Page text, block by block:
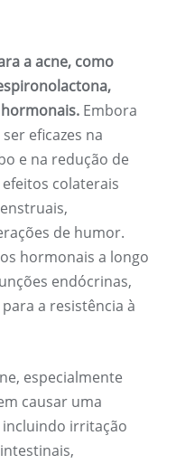
a acne, como
Embora
eficazes na
e na redução de
colaterais
de humor.
hormonais a longo
endócrinas,
a resistência à
especialmente
causar uma
incluindo irritação